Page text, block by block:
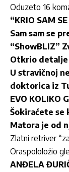
Oduzeto 16
“KRIO SAM
Sam sam se
“ShowBLIZ”
Otkrio detalje
U stravičnoj
doktorica iz
EVO KOLIKO
Šokiraćete se
Matora je od
Zlatni retriver
Oraspololožio
ANĐELA